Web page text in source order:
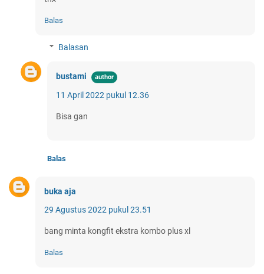
Balas
Balasan
bustami
11 April 2022 pukul 12.36
Bisa gan
Balas
buka aja
29 Agustus 2022 pukul 23.51
bang minta kongfit ekstra kombo plus xl
Balas